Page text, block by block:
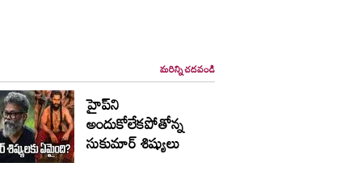
మరిన్ని చదవండి
హైప్‌ని
అందుకోలేకపోతోన్న
సుకుమార్ శిష్యులు